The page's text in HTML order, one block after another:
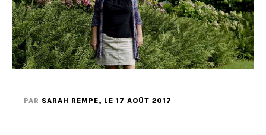
PAR SARAH REMPE, LE 17 AOÛT 2017